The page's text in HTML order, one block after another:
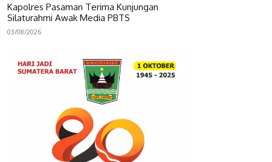
Kapolres Pasaman Terima Kunjungan
Silaturahmi Awak Media PBTS
03/08/2026